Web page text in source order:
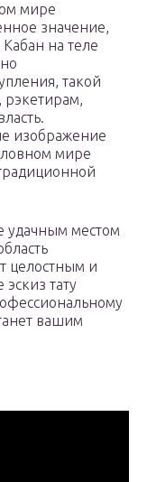
мире
значение,
на теле
такой
рэкетирам,
изображение
мире
удачным местом
целостным и
тату
вашим